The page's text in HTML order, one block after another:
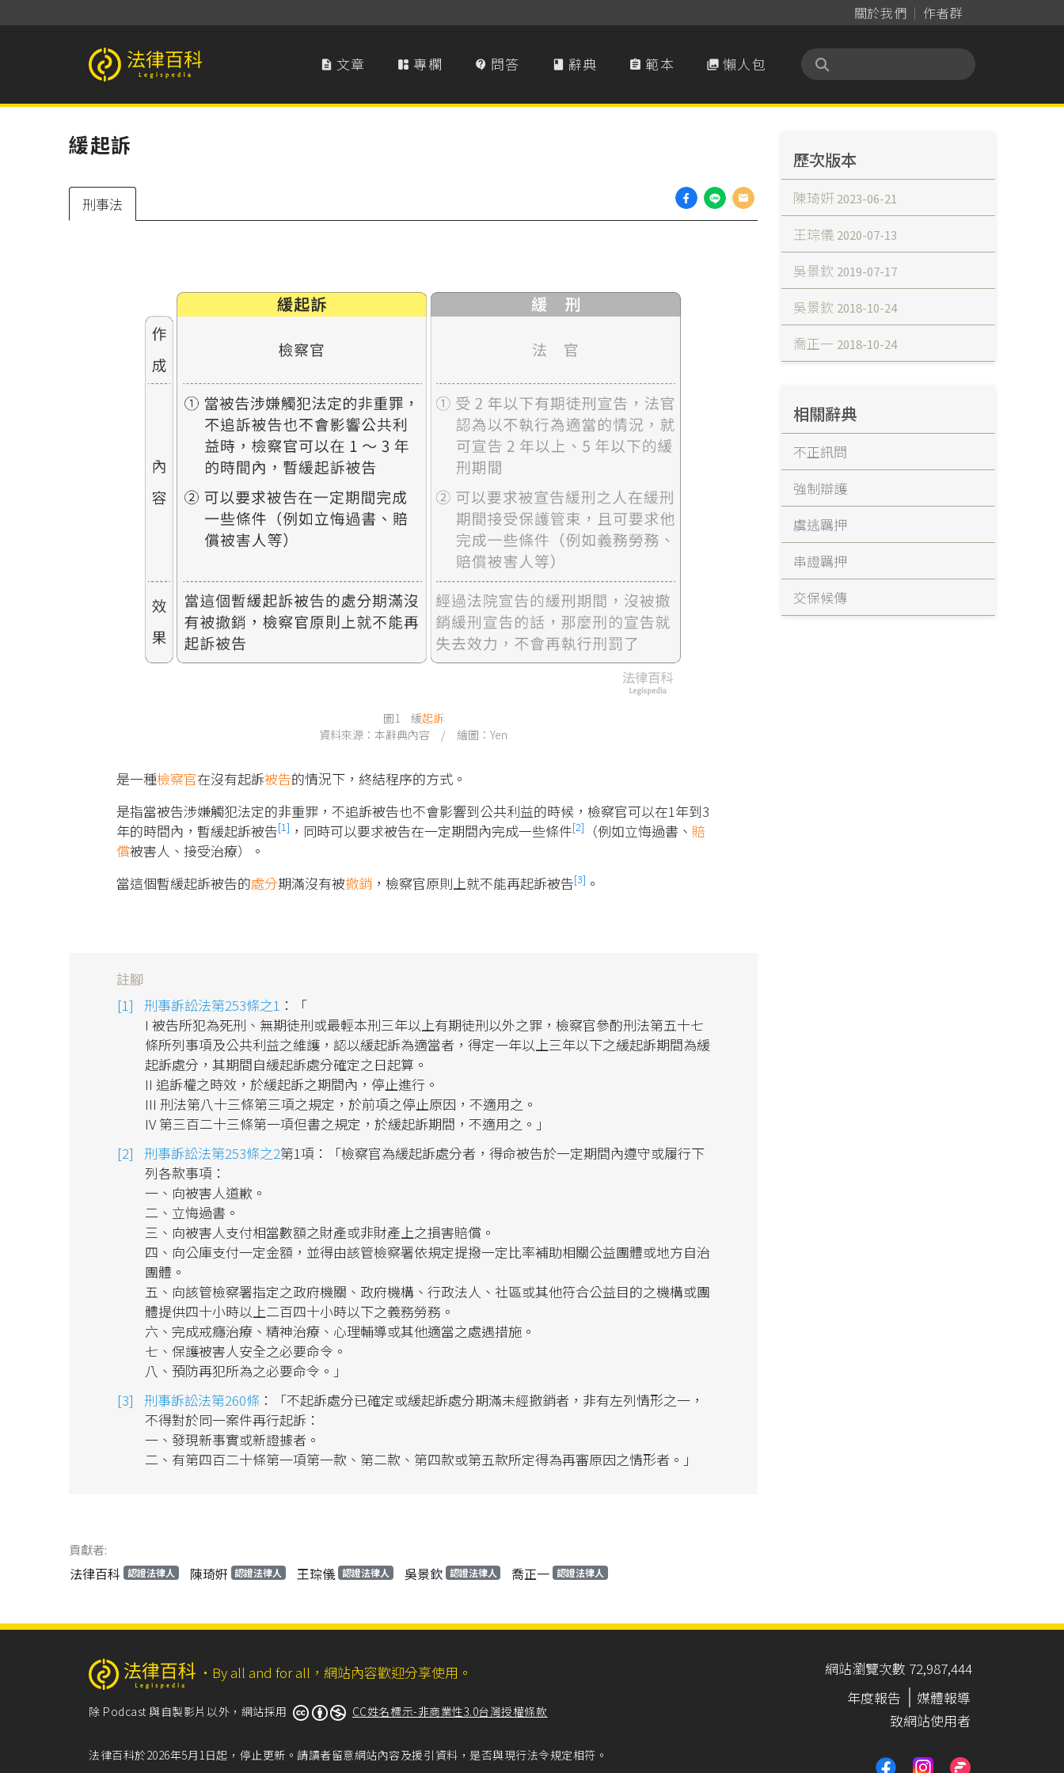
關於我們 作者群
法律百科 Legispedia  文章  專欄  問答  辭典  範本  懶人包
緩起訴
刑事法
圖1 緩起訴
資料來源：本辭典內容 / 繪圖：Yen
是一種檢察官在沒有起訴被告的情況下，終結程序的方式。
是指當被告涉嫌觸犯法定的非重罪，不追訴被告也不會影響到公共利益的時候，檢察官可以在1年到3
年的時間內，暫緩起訴被告[1] ，同時可以要求被告在一定期間內完成一些條件[2] （例如立悔過書、 賠
償被害人、接受治療）。
當這個暫緩起訴被告的處分期滿沒有被撤銷 ，檢察官原則上就不能再起訴被告[3] 。
註腳
刑事訴訟法第253條之1 ：「
I 被告所犯為死刑、無期徒刑或最輕本刑三年以上有期徒刑以外之罪，檢察官參酌刑法第五十七
條所列事項及公共利益之維護，認以緩起訴為適當者，得定一年以上三年以下之緩起訴期間為緩
起訴處分，其期間自緩起訴處分確定之日起算。
II 追訴權之時效，於緩起訴之期間內，停止進行。
III 刑法第八十三條第三項之規定，於前項之停止原因，不適用之。
IV 第三百二十三條第一項但書之規定，於緩起訴期間，不適用之。」
刑事訴訟法第253條之2第1項：「檢察官為緩起訴處分者，得命被告於一定期間內遵守或履行下
列各款事項：
一、向被害人道歉。
二、立悔過書。
三、向被害人支付相當數額之財產或非財產上之損害賠償。
四、向公庫支付一定金額，並得由該管檢察署依規定提撥一定比率補助相關公益團體或地方自治
團體。
五、向該管檢察署指定之政府機關、政府機構、行政法人、社區或其他符合公益目的之機構或團
體提供四十小時以上二百四十小時以下之義務勞務。
六、完成戒癮治療、精神治療、心理輔導或其他適當之處遇措施。
七、保護被害人安全之必要命令。
八、預防再犯所為之必要命令。」
刑事訴訟法第260條 ：「不起訴處分已確定或緩起訴處分期滿未經撤銷者，非有左列情形之一，
不得對於同一案件再行起訴：
一、發現新事實或新證據者。
二、有第四百二十條第一項第一款、第二款、第四款或第五款所定得為再審原因之情形者。」
貢獻者:
法律百科 認證法律人 陳琦姸 認證法律人 王琮儀 認證法律人 吳景欽 認證法律人 喬正一 認證法律人
歷次版本
陳琦姸 2023-06-21
王琮儀 2020-07-13
吳景欽 2019-07-17
吳景欽 2018-10-24
喬正一 2018-10-24
相關辭典
不正訊問
強制辯護
虞逃羈押
串證羈押
交保候傳
‧ By all and for all，網站內容歡迎分享使用。
除 Podcast 與自製影片以外，網站採用 CC姓名標示-非商業性3.0台灣授權條款
法律百科於2026年5月1日起，停止更新。請讀者留意網站內容及援引資料，是否與現行法令規定相符。
網站瀏覽次數 72,987,444
年度報告
媒體報導
致網站使用者